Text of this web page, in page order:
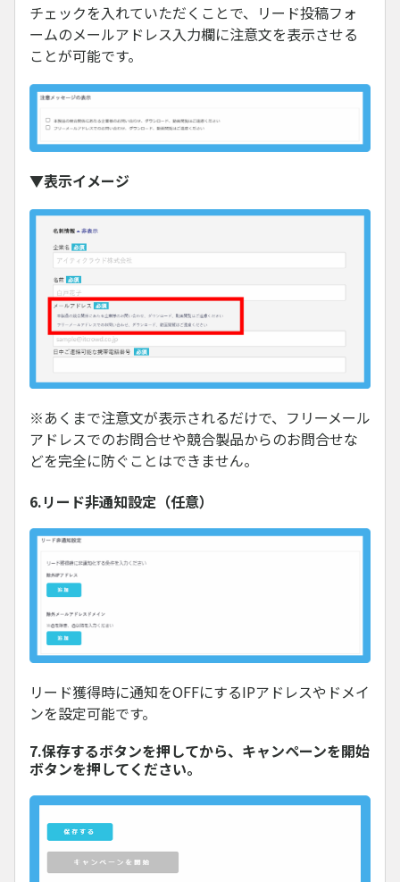
チェックを入れていただくことで、リード投稿フォ
ームのメールアドレス入力欄に注意文を表示させる
ことが可能です。
▼表示イメージ
※あくまで注意文が表示されるだけで、フリーメール
アドレスでのお問合せや競合製品からのお問合せな
どを完全に防ぐことはできません。
6.リード非通知設定（任意）
リード獲得時に通知をOFFにするIPアドレスやドメイ
ンを設定可能です。
7.保存するボタンを押してから、キャンペーンを開始
ボタンを押してください。